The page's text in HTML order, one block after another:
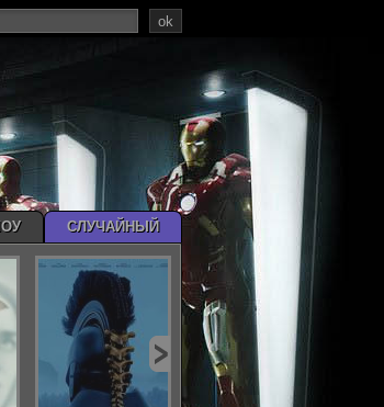
ok
СЛУЧАЙНЫЙ